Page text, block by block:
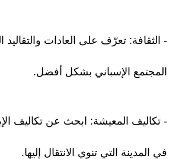
- الثقافة: تعرّف على العادات والتقاليد
المجتمع الإسباني بشكل أفضل.
- تكاليف المعيشة: ابحث عن تكاليف
في المدينة التي تنوي الانتقال إليها.